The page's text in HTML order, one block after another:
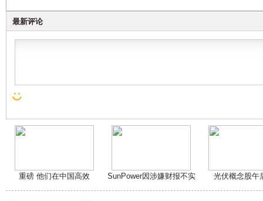
最新评论
重磅 他们在中国高效 SunPower因涉嫌财报不实 光伏概念股午